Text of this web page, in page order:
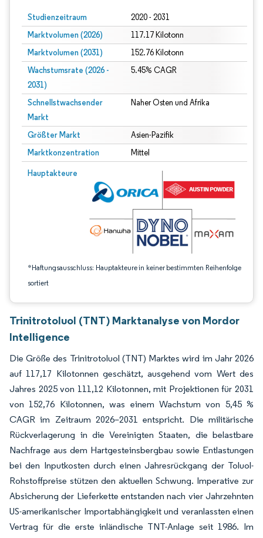
Studienzeitraum 2020 - 2031
Marktvolumen (2026) 117.17 Kilotonn
Marktvolumen (2031) 152.76 Kilotonn
Wachstumsrate (2026 -
2031)
5.45% CAGR
Schnellstwachsender
Markt
Naher Osten und Afrika
Größter Markt Asien-Pazifik
Marktkonzentration Mittel
Hauptakteure
*Haftungsausschluss: Hauptakteure in keiner bestimmten Reihenfolge
sortiert
Bild © Mordor Intelligence. Wiederverwendung erfordert Namensnennung
Trinitrotoluol (TNT) Marktanalyse von Mordor
Intelligence
Die Größe des Trinitrotoluol (TNT) Marktes wird im Jahr 2026
auf 117,17 Kilotonnen geschätzt, ausgehend vom Wert des
Jahres 2025 von 111,12 Kilotonnen, mit Projektionen für 2031
von 152,76 Kilotonnen, was einem Wachstum von 5,45 %
CAGR im Zeitraum 2026–2031 entspricht. Die militärische
Rückverlagerung in die Vereinigten Staaten, die belastbare
Nachfrage aus dem Hartgesteinsbergbau sowie Entlastungen
bei den Inputkosten durch einen Jahresrückgang der Toluol-
Rohstoffpreise stützen den aktuellen Schwung. Imperative zur
Absicherung der Lieferkette entstanden nach vier Jahrzehnten
US-amerikanischer Importabhängigkeit und veranlassten einen
Vertrag für die erste inländische TNT-Anlage seit 1986. Im